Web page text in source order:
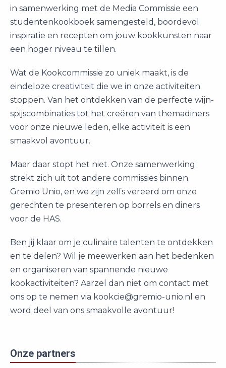
in samenwerking met de Media Commissie een
studentenkookboek samengesteld, boordevol
inspiratie en recepten om jouw kookkunsten naar
een hoger niveau te tillen.
Wat de Kookcommissie zo uniek maakt, is de
eindeloze creativiteit die we in onze activiteiten
stoppen. Van het ontdekken van de perfecte wijn-
spijscombinaties tot het creëren van themadiners
voor onze nieuwe leden, elke activiteit is een
smaakvol avontuur.
Maar daar stopt het niet. Onze samenwerking
strekt zich uit tot andere commissies binnen
Gremio Unio, en we zijn zelfs vereerd om onze
gerechten te presenteren op borrels en diners
voor de HAS.
Ben jij klaar om je culinaire talenten te ontdekken
en te delen? Wil je meewerken aan het bedenken
en organiseren van spannende nieuwe
kookactiviteiten? Aarzel dan niet om contact met
ons op te nemen via kookcie@gremio-unio.nl en
word deel van ons smaakvolle avontuur!
Onze partners